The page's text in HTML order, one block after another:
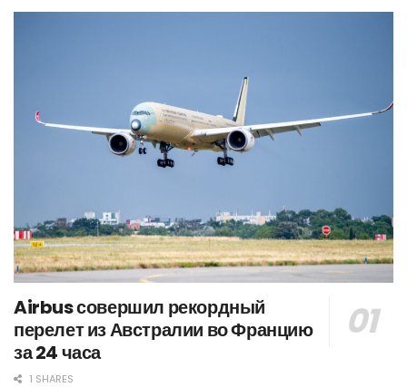
Airbus совершил рекордный
перелет из Австралии во Францию
за 24 часа
1 SHARES